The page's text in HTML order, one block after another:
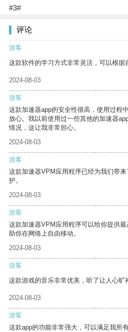
#3#
评论
游客
这款软件的学习方式非常灵活，可以根据
2024-08-03
游客
这款加速器app的安全性很高，使用过程
放心。我以前使用过一些其他的加速器
情况，这让我非常担心。
2024-08-03
游客
这款加速器VPM应用程序已经为我们带
护。
2024-08-03
游客
这款加速器VPM应用程序可以给你提供
助你在网络上自由移动。
2024-08-03
游客
这款游戏的音乐非常优美，听了让人心旷
2024-08-03
游客
这款app的功能非常强大，可以满足我所